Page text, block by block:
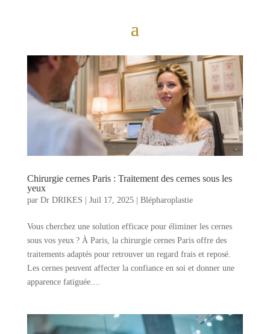
Chirurgie cernes Paris : Traitement des cernes sous les
yeux
par Dr DRIKES Juil 17, 2025| Blépharoplastie
Vous cherchez une solution efficace pour éliminer les cernes
sous vos yeux ? À Paris, la chirurgie cernes Paris offre des
traitements adaptés pour retrouver un regard frais et reposé.
Les cernes peuvent affecter la confiance en soi et donner une
apparence fatiguée....